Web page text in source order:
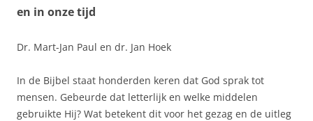
en in onze tijd
Dr. Mart-Jan Paul en dr. Jan Hoek
In de Bijbel staat honderden keren dat God sprak tot
mensen. Gebeurde dat letterlijk en welke middelen
gebruikte Hij? Wat betekent dit voor het gezag en de uitleg